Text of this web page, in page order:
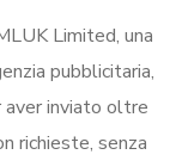
Limited, una
pubblicitaria,
inviato oltre
richieste, senza